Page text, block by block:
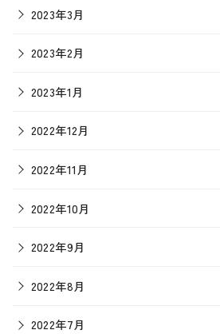
2023年3月
2023年2月
2023年1月
2022年12月
2022年11月
2022年10月
2022年9月
2022年8月
2022年7月